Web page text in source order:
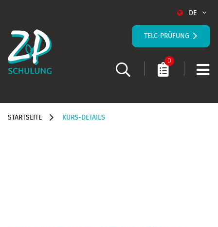
DE
TELC-PRÜFUNG
0
STARTSEITE KURS-DETAILS